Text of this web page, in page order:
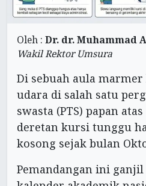
Oleh : Dr. dr. Muhammad
Wakil Rektor Umsura
Di sebuah aula
udara di salah satu
swasta (PTS) papan
deretan kursi tunggu
kosong sejak bulan
Pemandangan ini